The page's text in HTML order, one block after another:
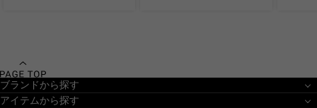
ブランドから探す
アイテムから探す